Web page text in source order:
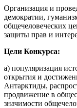
Организация и
демократии,
общечеловеческих
защиты прав и
Цели Конкурса:
а) популяризация
открытия и
Антарктиды,
продвижение в
значимости